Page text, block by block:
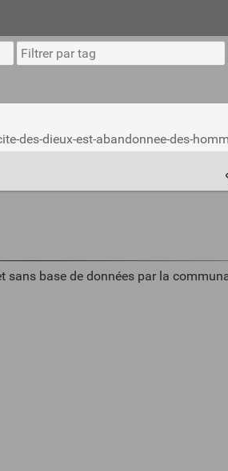
des-dieux-est-abandonnee-des-
base de données par la